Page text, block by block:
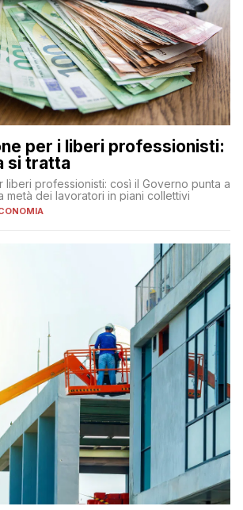
per i liberi professionisti:
si tratta
liberi professionisti: così il Governo punta a
metà dei lavoratori in piani collettivi